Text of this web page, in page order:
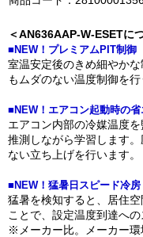
＜AN636AAP-W-ESETに
■NEW！プレミアムPIT制御
室温安定後のきめ細やか
もムダのない温度制御を行
■NEW！エアコン起動時の省
エアコン内部の冷媒温度
推測しながら学習します
ない立ち上げを行います。
■NEW！猛暑日スピード冷房
猛暑を検知すると、居住
ことで、設定温度到達へ
※メーカー比。メーカー環